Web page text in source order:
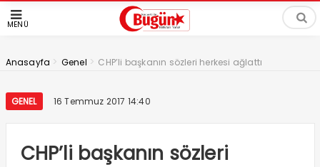
MENÜ
Anasayfa > Genel > CHP’li başkanın sözleri herkesi ağlattı
GENEL 16 Temmuz 2017 14:40
CHP’li başkanın sözleri